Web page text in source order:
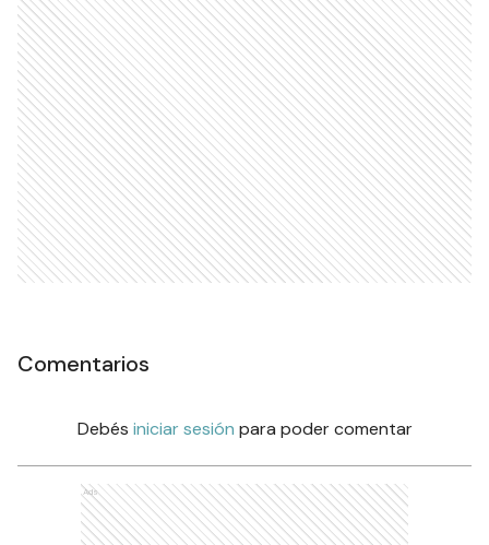
Comentarios
Debés iniciar sesión para poder comentar
Ads